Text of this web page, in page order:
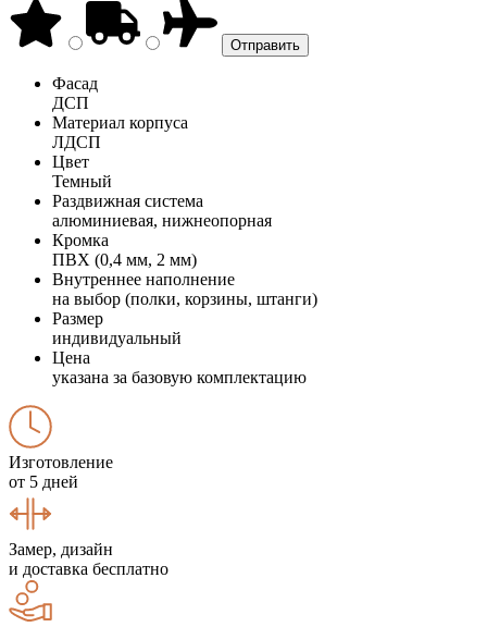
Фасад
ДСП
Материал корпуса
ЛДСП
Цвет
Темный
Раздвижная система
алюминиевая, нижнеопорная
Кромка
ПВХ (0,4 мм, 2 мм)
Внутреннее наполнение
на выбор (полки, корзины, штанги)
Размер
индивидуальный
Цена
указана за базовую комплектацию
Изготовление
от 5 дней
Замер, дизайн
и доставка бесплатно